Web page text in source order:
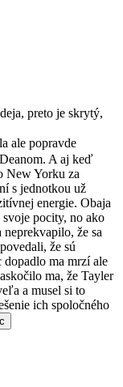
preto je skrytý,
ale popravde
A aj keď
New Yorku za
s jednotkou už
energie. Obaja
pocity, no ako
že sa
že sú
ma mrzí ale
ma, že Tayler
a musel si to
ich spoločného